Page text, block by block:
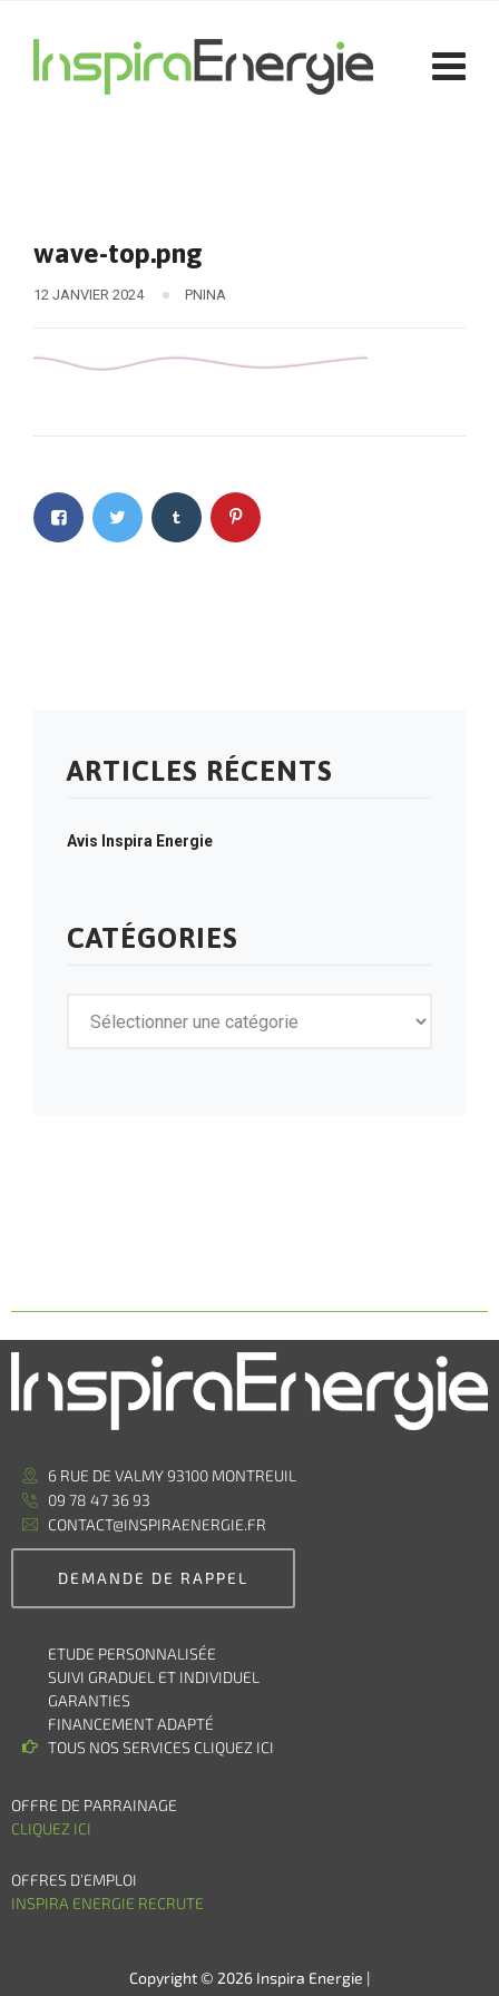
wave-top.png
12 JANVIER 2024 PNINA
ARTICLES RÉCENTS
Avis Inspira Energie
CATÉGORIES
6 RUE DE VALMY 93100 MONTREUIL
09 78 47 36 93
CONTACT@INSPIRAENERGIE.FR
DEMANDE DE RAPPEL
ETUDE PERSONNALISÉE
SUIVI GRADUEL ET INDIVIDUEL
GARANTIES
FINANCEMENT ADAPTÉ
TOUS NOS SERVICES CLIQUEZ ICI
OFFRE DE PARRAINAGE
CLIQUEZ ICI
OFFRES D’EMPLOI
INSPIRA ENERGIE RECRUTE
Copyright © 2026 Inspira Energie |